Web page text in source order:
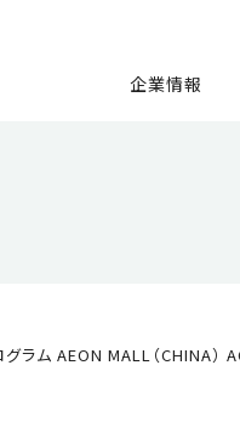
企業情報
ラム AEON MALL（CHINA